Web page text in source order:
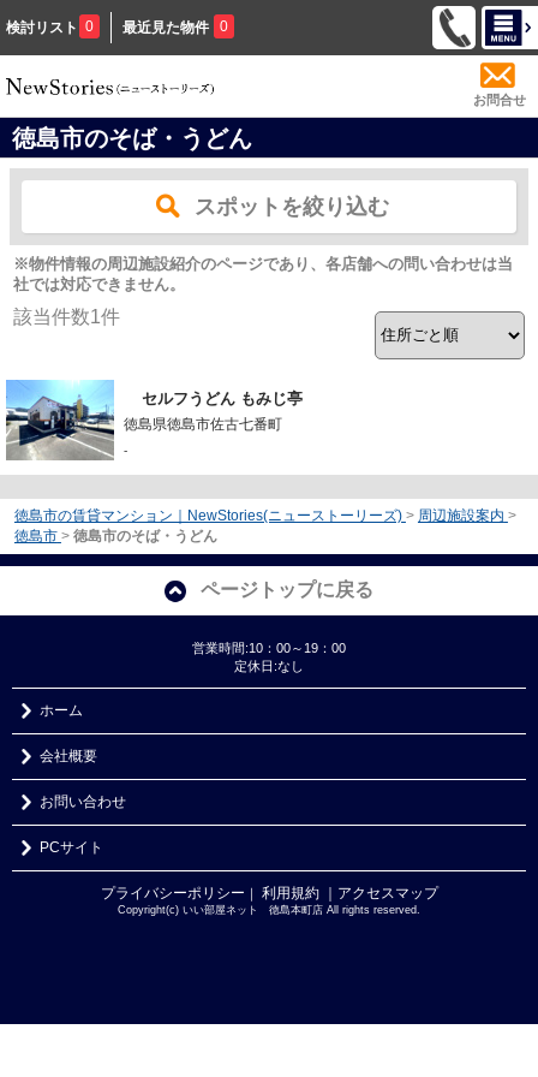
検討リスト 0 最近見た物件 0
お問合せ
徳島市のそば・うどん
スポットを絞り込む
※物件情報の周辺施設紹介のページであり、各店舗への問い合わせは当
社では対応できません。
該当件数1件
セルフうどん もみじ亭
徳島県徳島市佐古七番町
-
徳島市の賃貸マンション｜NewStories(ニューストーリーズ) > 周辺施設案内 >
徳島市 > 徳島市のそば・うどん
ページトップに戻る
営業時間:10：00～19：00
定休日:なし
ホーム
会社概要
お問い合わせ
PCサイト
プライバシーポリシー ｜ 利用規約 ｜アクセスマップ
Copyright(c) いい部屋ネット 徳島本町店 All rights reserved.